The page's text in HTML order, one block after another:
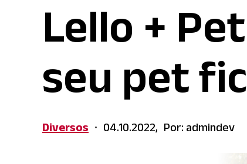
Lello +
seu pet
Diversos • 04.10.2022, Por: admindev